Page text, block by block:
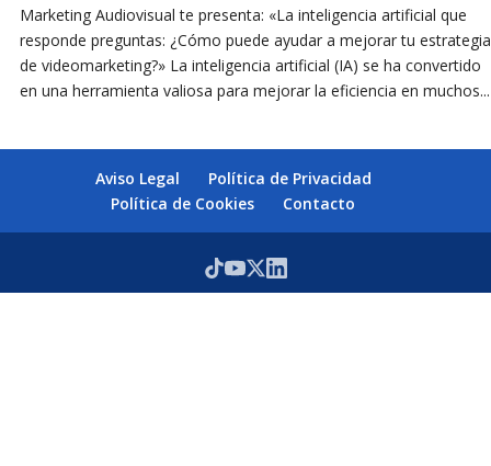
Marketing Audiovisual te presenta: «La inteligencia artificial que
responde preguntas: ¿Cómo puede ayudar a mejorar tu estrategia
de videomarketing?» La inteligencia artificial (IA) se ha convertido
en una herramienta valiosa para mejorar la eficiencia en muchos...
Aviso Legal
Política de Privacidad
Política de Cookies
Contacto